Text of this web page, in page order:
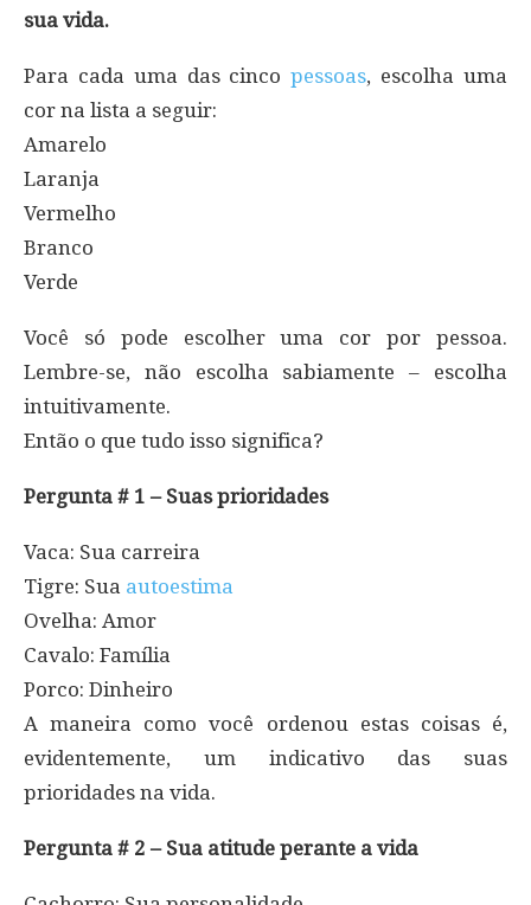
sua vida.
Para cada uma das cincopessoas, escolha uma
cor na lista a seguir:
Amarelo
Laranja
Vermelho
Branco
Verde
Você só pode escolher uma cor por pessoa.
Lembre-se, não escolha sabiamente – escolha
intuitivamente.
Então o que tudo isso significa?
Pergunta # 1 – Suas prioridades
Vaca: Sua carreira
Tigre: Sua autoestima
Ovelha: Amor
Cavalo: Família
Porco: Dinheiro
A maneira como você ordenou estas coisas é,
evidentemente, um indicativo das suas
prioridades na vida.
Pergunta # 2 – Sua atitude perante a vida